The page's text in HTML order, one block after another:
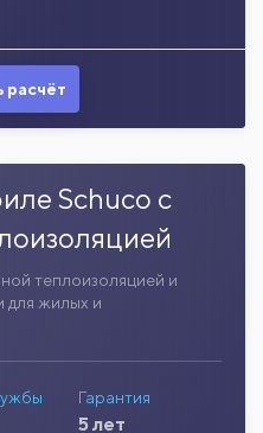
расчёт
Schuco с
теплоизоляцией и
для жилых и
Гарантия
5 лет